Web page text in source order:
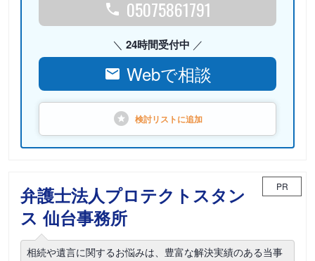
05075861791
24時間受付中
Webで相談
検討リストに追加
弁護士法人プロテクトスタン
ス 仙台事務所
PR
相続や遺言に関するお悩みは、豊富な解決実績のある当事